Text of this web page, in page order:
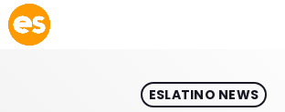
ESLATINO NEWS